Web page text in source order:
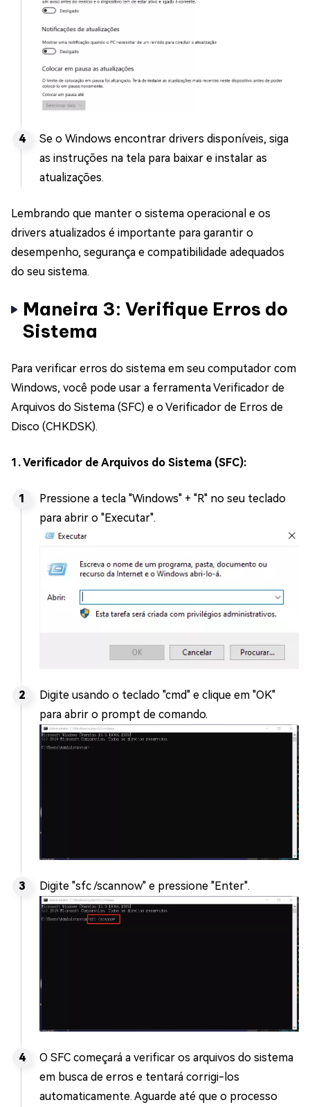
Se o Windows encontrar drivers disponíveis, siga
as instruções na tela para baixar e instalar as
atualizações.
Lembrando que manter o sistema operacional e os
drivers atualizados é importante para garantir o
desempenho, segurança e compatibilidade adequados
do seu sistema.
Maneira 3: Verifique Erros do
Sistema
Para verificar erros do sistema em seu computador com
Windows, você pode usar a ferramenta Verificador de
Arquivos do Sistema (SFC) e o Verificador de Erros de
Disco (CHKDSK).
1. Verificador de Arquivos do Sistema (SFC):
Pressione a tecla "Windows" + "R" no seu teclado
para abrir o "Executar".
Digite usando o teclado "cmd" e clique em "OK"
para abrir o prompt de comando.
Digite "sfc /scannow" e pressione "Enter".
O SFC começará a verificar os arquivos do sistema
em busca de erros e tentará corrigi-los
automaticamente. Aguarde até que o processo